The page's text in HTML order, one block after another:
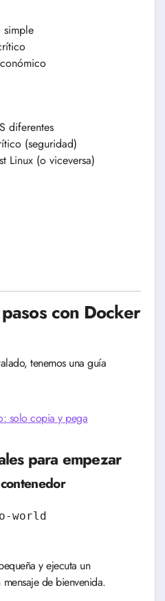
diferentes
(seguridad)
Linux (o viceversa)
con Docker
tenemos una guía
solo copia y pega
para empezar
y ejecuta un
de bienvenida.